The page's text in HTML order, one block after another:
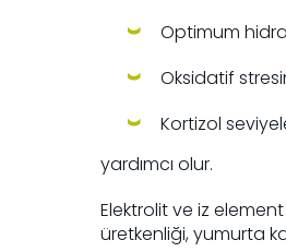
Optimum
Oksidatif
Kortizol
yardımcı olur.
Elektrolit ve iz
üretkenliği, yumurta